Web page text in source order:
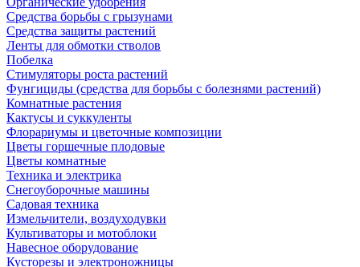
Средства борьбы с грызунами
Средства защиты растений
Ленты для обмотки стволов
Побелка
Стимуляторы роста растений
Фунгициды (средства для борьбы с болезнями растений)
Комнатные растения
Кактусы и суккуленты
Флорариумы и цветочные композиции
Цветы горшечные плодовые
Цветы комнатные
Техника и электрика
Снегоуборочные машины
Садовая техника
Измельчители, воздуходувки
Культиваторы и мотоблоки
Навесное оборудование
Кусторезы и электроножницы